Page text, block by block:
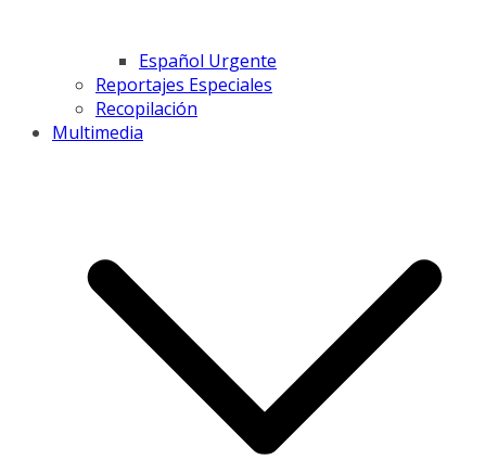
Español Urgente
Reportajes Especiales
Recopilación
Multimedia